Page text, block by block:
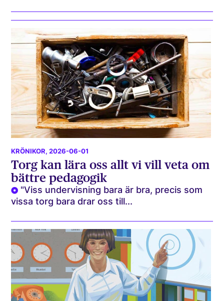
KRÖNIKOR, 2026-06-01
Torg kan lära oss allt vi vill veta om
bättre pedagogik
"Viss undervisning bara är bra, precis som
vissa torg bara drar oss till...